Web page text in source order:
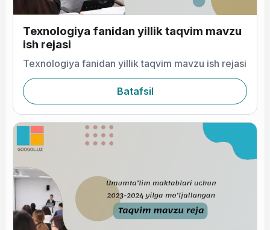
Texnologiya fanidan yillik taqvim mavzu
ish rejasi
Texnologiya fanidan yillik taqvim mavzu ish rejasi
Batafsil